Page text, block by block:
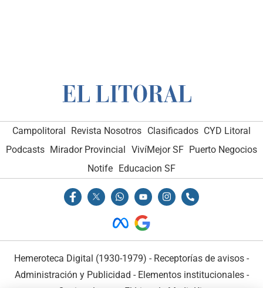
Campolitoral Revista Nosotros Clasificados CYD Litoral
Podcasts Mirador Provincial VivíMejor SF Puerto Negocios
Notife Educacion SF
Hemeroteca Digital (1930-1979) - Receptorías de avisos -
Administración y Publicidad - Elementos institucionales-